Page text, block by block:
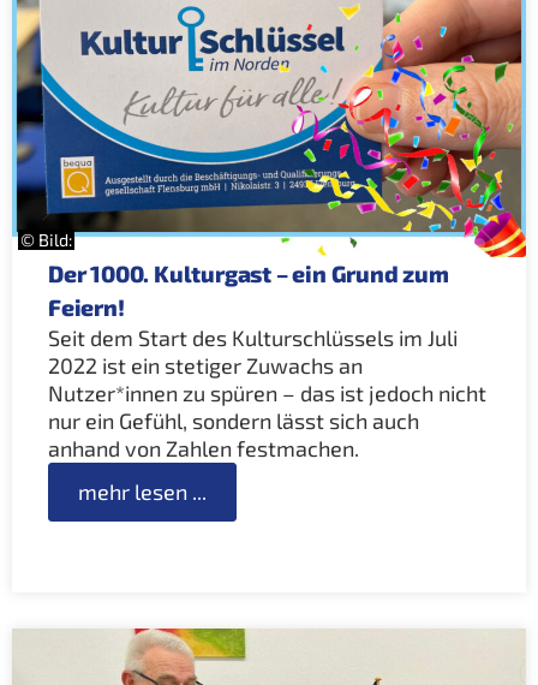
© Bild:
Der 1000. Kulturgast – ein Grund zum
Feiern!
Seit dem Start des Kulturschlüssels im Juli
2022 ist ein stetiger Zuwachs an
Nutzer*innen zu spüren – das ist jedoch nicht
nur ein Gefühl, sondern lässt sich auch
anhand von Zahlen festmachen.
mehr lesen ...